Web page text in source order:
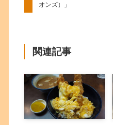
オンズ）」
関連記事